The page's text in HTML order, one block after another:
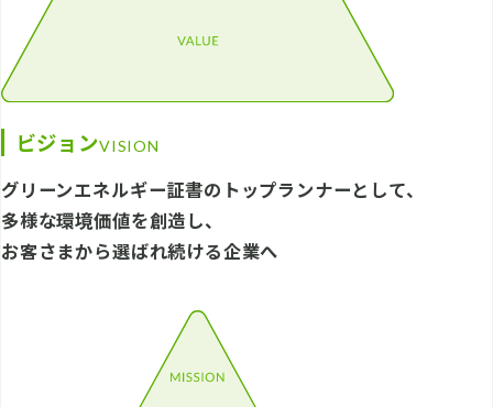
ビジョンVISION
グリーンエネルギー証書のトップランナーとして、
多様な環境価値を創造し、
お客さまから選ばれ続ける企業へ